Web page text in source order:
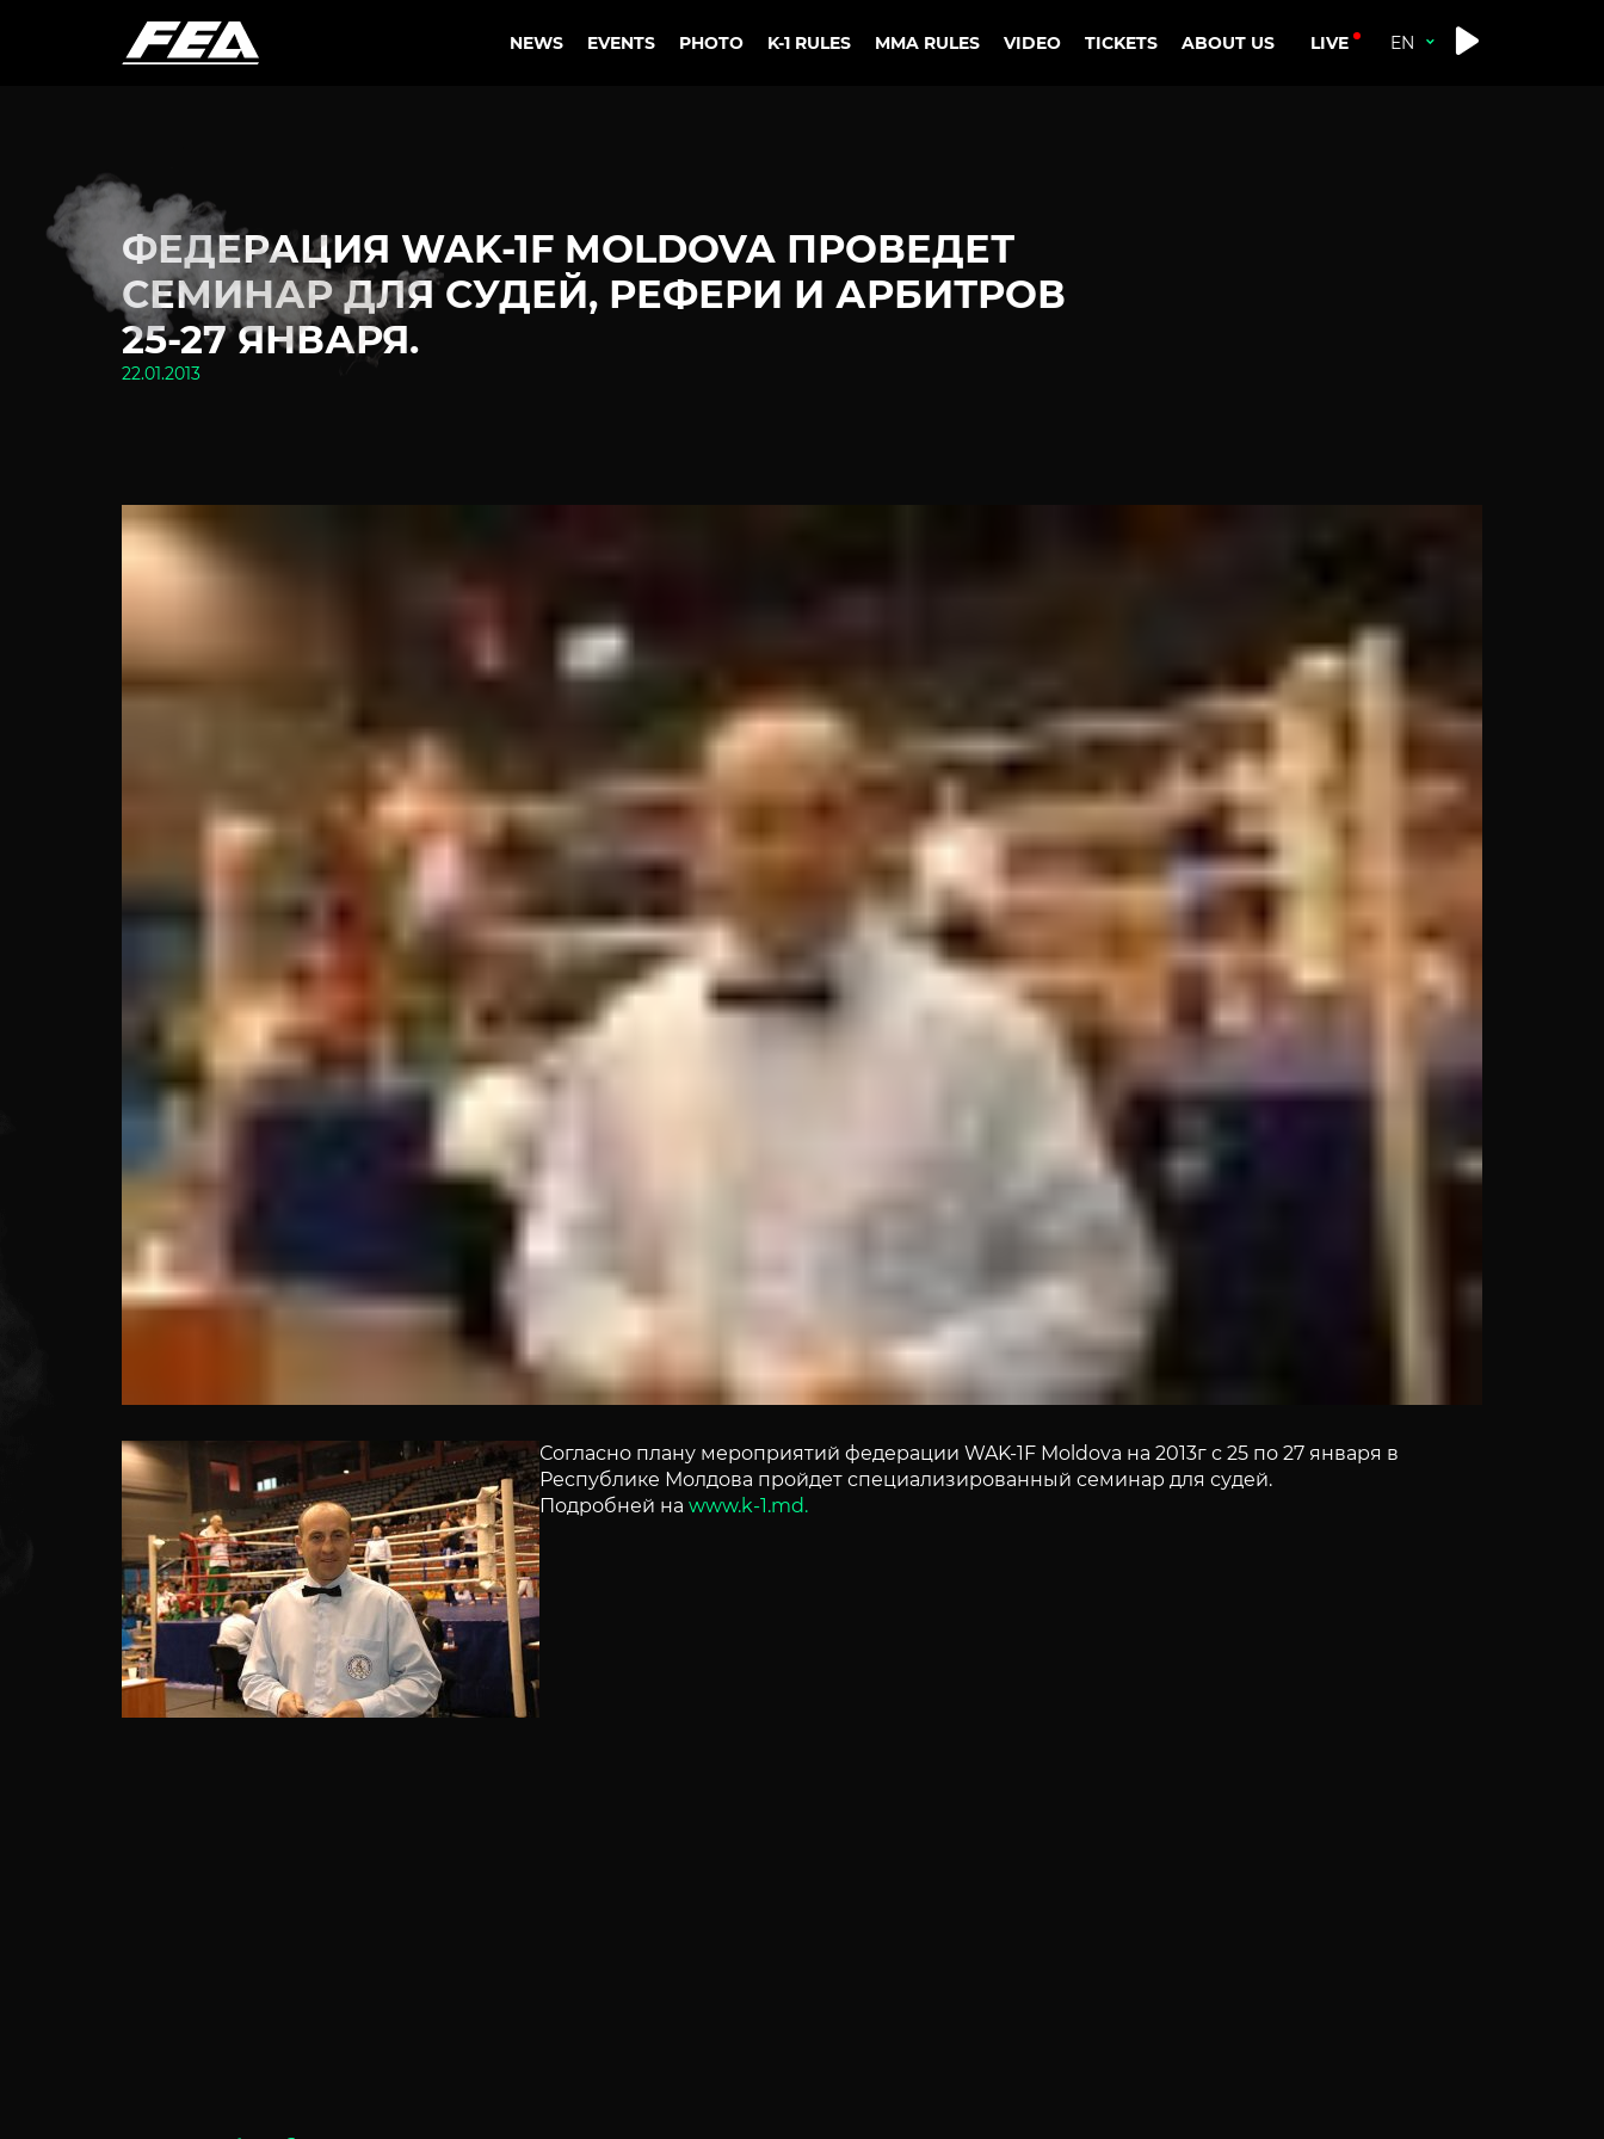
NEWS EVENTS PHOTO K-1 RULES MMA RULES VIDEO TICKETS ABOUT US LIVE
ФЕДЕРАЦИЯ WAK-1F MOLDOVA ПРОВЕДЕТ
СЕМИНАР ДЛЯ СУДЕЙ, РЕФЕРИ И АРБИТРОВ
25-27 ЯНВАРЯ.
22.01.2013
Согласно плану мероприятий федерации WAK-1F Moldova на 2013г с 25 по 27 января в
Республике Молдова пройдет специализированный семинар для судей.
Подробней на www.k-1.md.